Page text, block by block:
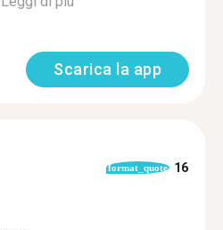
Scarica la app
format_quote 16